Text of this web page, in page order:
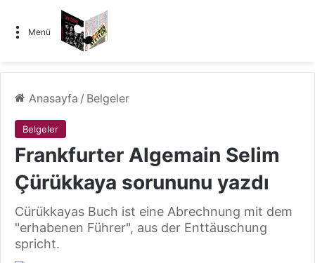
Menü
Anasayfa / Belgeler
Belgeler
Frankfurter Algemain Selim
Çürükkaya sorununu yazdı
Cürükkayas Buch ist eine Abrechnung mit dem
"erhabenen Führer", aus der Enttäuschung
spricht.